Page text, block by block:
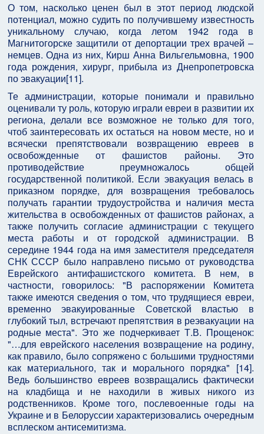
О том, насколько ценен был в этот период людской
потенциал, можно судить по получившему известность
уникальному случаю, когда летом 1942 года в
Магнитогорске защитили от депортации трех врачей –
немцев. Одна из них, Кирш Анна Вильгельмовна, 1900
года рождения, хирург, прибыла из Днепропетровска
по эвакуации[11].
Те администрации, которые понимали и правильно
оценивали ту роль, которую играли евреи в развитии их
региона, делали все возможное не только для того,
чтоб заинтересовать их остаться на новом месте, но и
всячески препятствовали возвращению евреев в
освобожденные от фашистов районы. Это
противодействие преумножалось общей
государственной политикой. Если эвакуация велась в
приказном порядке, для возвращения требовалось
получать гарантии трудоустройства и наличия места
жительства в освобожденных от фашистов районах, а
также получить согласие администрации с текущего
места работы и от городской администрации. В
середине 1944 года на имя заместителя председателя
СНК СССР было направлено письмо от руководства
Еврейского антифашистского комитета. В нем, в
частности, говорилось: "В распоряжении Комитета
также имеются сведения о том, что трудящиеся евреи,
временно эвакуированные Советской властью в
глубокий тыл, встречают препятствия в реэвакуации на
родные места". Это же подчеркивает Т.В. Прощенок:
"…для еврейского населения возвращение на родину,
как правило, было сопряжено с большими трудностями
как материального, так и морального порядка" [14].
Ведь большинство евреев возвращались фактически
на кладбища и не находили в живых никого из
родственников. Кроме того, послевоенные годы на
Украине и в Белоруссии характеризовались очередным
всплеском антисемитизма.